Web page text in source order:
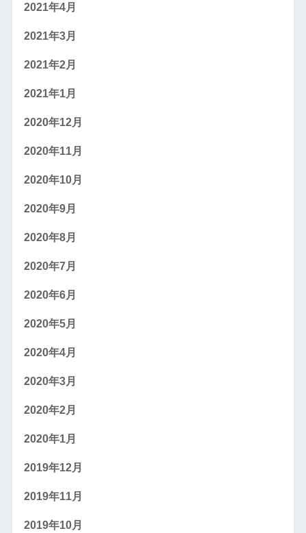
2021年4月
2021年3月
2021年2月
2021年1月
2020年12月
2020年11月
2020年10月
2020年9月
2020年8月
2020年7月
2020年6月
2020年5月
2020年4月
2020年3月
2020年2月
2020年1月
2019年12月
2019年11月
2019年10月